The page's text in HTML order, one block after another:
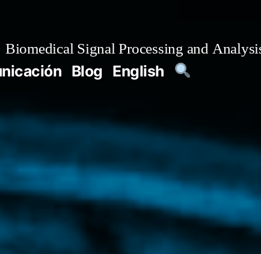
Biomedical Signal Processing and
Blog English